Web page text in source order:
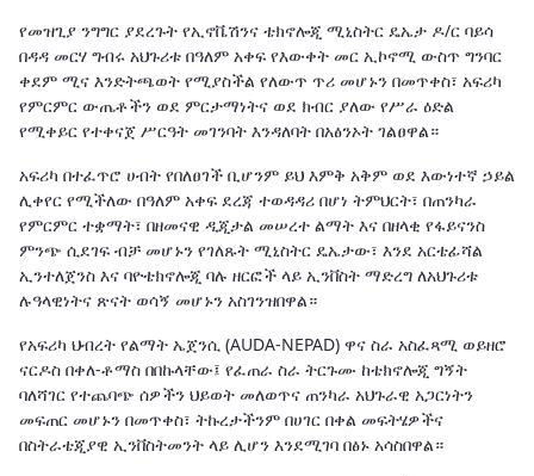
የመዝጊያ ንግግር ያደረጉት የኢኖቬሽንና ቴክኖሎጂ ሚኒስትር ዴኤታ ዶ/ር ባይሳ
በዳዳ መርሃ ግብሩ አህጉሪቱ በዓለም አቀፍ የእውቀት መር ኢኮኖሚ ውስጥ ግንባር
ቀደም ሚና እንድትጫወት የሚያስችል የለውጥ ጥሪ መሆኑን በመጥቀስ፣ አፍሪካ
የምርምር ውጤቶችን ወደ ምርታማነትና ወደ ክብር ያለው የሥራ ዕድል
የሚቀይር የተቀናጀ ሥርዓት መገንባት እንዳለባት በአፅንኦት ገልፀዋል።
አፍሪካ በተፈጥሮ ሀብት የበለፀገች ቢሆንም ይህ እምቅ አቅም ወደ እውነተኛ ኃይል
ሊቀየር የሚችለው በዓለም አቀፍ ደረጃ ተወዳዳሪ በሆነ ትምህርት፣ በጠንካራ
የምርምር ተቋማት፣ በዘመናዊ ዲጂታል መሠረተ ልማት እና በዘላቂ የፋይናንስ
ምንጭ ሲደገፍ ብቻ መሆኑን የገለጹት ሚኒስትር ዴኤታው፣ እንደ አርቴፊሻል
ኢንተለጀንስ እና ባዮቴክኖሎጂ ባሉ ዘርፎች ላይ ኢንቨስት ማድረግ ለአህጉሪቱ
ሉዓላዊነትና ጽናት ወሳኝ መሆኑን አስገንዝበዋል።
የአፍሪካ ህብረት የልማት ኤጀንሲ (AUDA-NEPAD) ዋና ስራ አስፈጻሚ ወይዘሮ
ናርዶስ በቀለ-ቶማስ በበኩላቸው፤ የፈጠራ ስራ ትርጉሙ ከቴክኖሎጂ ግኝት
ባለሻገር የተጨባጭ ሰዎችን ህይወት መለወጥና ጠንካራ አህጉራዊ አጋርነትን
መፍጠር መሆኑን በመጥቀስ፣ ትኩረታችንም በሀገር በቀል መፍትሄዎችና
በስትራቴጂያዊ ኢንቨስትመንት ላይ ሊሆን እንደሚገባ በፅኑ አሳስበዋል።